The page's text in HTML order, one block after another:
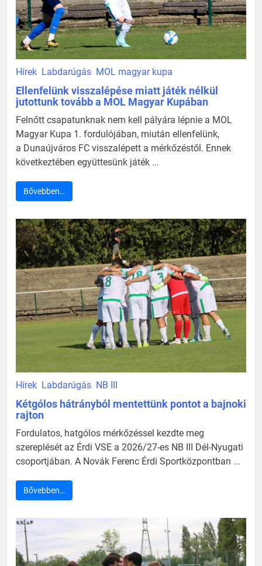
Hírek Labdarúgás MOL magyar kupa
Ellenfelünk visszalépése miatt játék nélkül
jutottunk tovább a MOL Magyar Kupában
Felnőtt csapatunknak nem kell pályára lépnie a MOL
Magyar Kupa 1. fordulójában, miután ellenfelünk,
a Dunaújváros FC visszalépett a mérkőzéstől. Ennek
következtében együttesünk játék ...
Bővebben…
Hírek Labdarúgás NB III
Kétgólos hátrányból mentettünk pontot a bajnoki
rajton
Fordulatos, hatgólos mérkőzéssel kezdte meg
szereplését az Érdi VSE a 2026/27-es NB III Dél-Nyugati
csoportjában. A Novák Ferenc Érdi Sportközpontban ...
Bővebben…